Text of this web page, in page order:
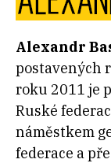
Alexandr
postavených
roku 2011 je
Ruské
náměstkem
federace a